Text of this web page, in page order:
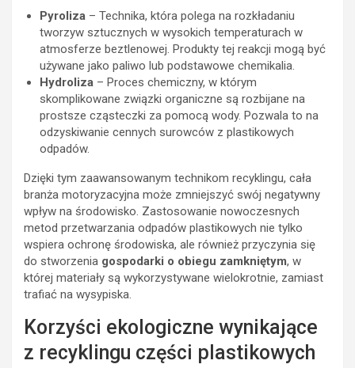
Pyroliza – Technika, która polega na rozkładaniu
tworzyw sztucznych w wysokich temperaturach w
atmosferze beztlenowej. Produkty tej reakcji mogą być
używane jako paliwo lub podstawowe chemikalia.
Hydroliza – Proces chemiczny, w którym
skomplikowane związki organiczne są rozbijane na
prostsze cząsteczki za pomocą wody. Pozwala to na
odzyskiwanie cennych surowców z plastikowych
odpadów.
Dzięki tym zaawansowanym technikom recyklingu, cała
branża motoryzacyjna może zmniejszyć swój negatywny
wpływ na środowisko. Zastosowanie nowoczesnych
metod przetwarzania odpadów plastikowych nie tylko
wspiera ochronę środowiska, ale również przyczynia się
do stworzenia gospodarki o obiegu zamkniętym, w
której materiały są wykorzystywane wielokrotnie, zamiast
trafiać na wysypiska.
Korzyści ekologiczne wynikające
z recyklingu części plastikowych